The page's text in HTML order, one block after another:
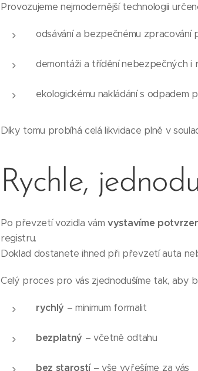
Provozujeme nejmodernější technologii
odsávání a bezpečnému zpracování
demontáži a třídění nebezpečných i
ekologickému nakládání s odpadem
Díky tomu probíhá celá likvidace plně v
Rychle,
Po převzetí vozidla vámvystavíme
registru.
Doklad dostanete ihned při převzetí auta
Celý proces pro vás zjednodušíme tak, aby
rychlý – minimum formalit
bezplatný – včetně odtahu
bez starostí– vše vyřešíme za vás